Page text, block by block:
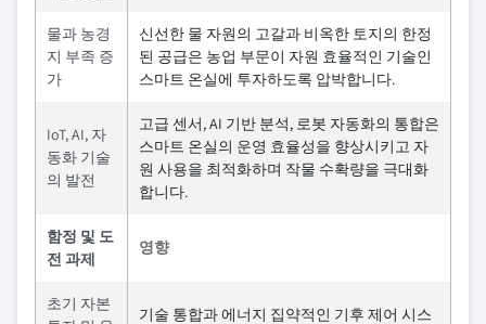
물과 농경
지 부족 증
가
신선한 물 자원의 고갈과 비옥한 토지의 한정
된 공급은 농업 부문이 자원 효율적인 기술인
스마트 온실에 투자하도록 압박합니다.
IoT, AI, 자
동화 기술
의 발전
고급 센서, AI 기반 분석, 로봇 자동화의 통합은
스마트 온실의 운영 효율성을 향상시키고 자
원 사용을 최적화하며 작물 수확량을 극대화
합니다.
함정 및 도
전 과제
영향
초기 자본
기술 통합과 에너지 집약적인 기후 제어 시스